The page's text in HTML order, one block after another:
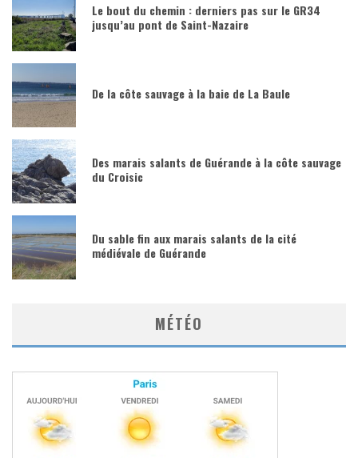
Le bout du chemin : derniers pas sur le GR34
jusqu’au pont de Saint-Nazaire
De la côte sauvage à la baie de La Baule
Des marais salants de Guérande à la côte sauvage
du Croisic
Du sable fin aux marais salants de la cité
médiévale de Guérande
MÉTÉO